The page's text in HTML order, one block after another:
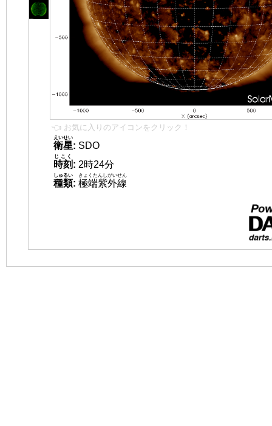
👈 お気に入りのアイコンをクリック！
衛星
えいせい
: SDO
時刻
じこく
: 2時24分
種類
しゅるい
: 極端紫外線
きょくたんしがいせん